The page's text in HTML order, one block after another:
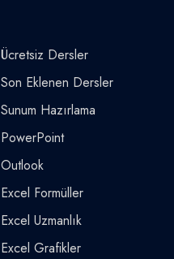
Ücretsiz Dersler
Son Eklenen Dersler
Sunum Hazırlama
PowerPoint
Outlook
Excel Formüller
Excel Uzmanlık
Excel Grafikler